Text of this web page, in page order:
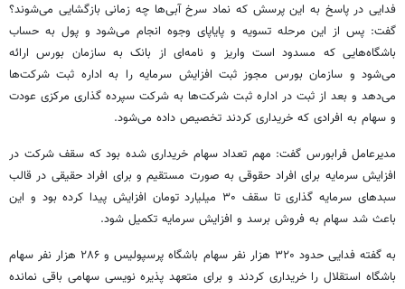
فدایی در پاسخ به این پرسش که نماد سرخ آبی‌ها چه زمانی بازگشایی می‌شوند؟
گفت: پس از این مرحله تسویه و پایاپای وجوه انجام می‌شود و پول به حساب
باشگاه‌هایی که مسدود است واریز و نامه‌ای از بانک به سازمان بورس ارائه
می‌شود و سازمان بورس مجوز ثبت افزایش سرمایه را به اداره ثبت شرکت‌ها
می‌دهد و بعد از ثبت در اداره ثبت شرکت‌ها به شرکت سپرده گذاری مرکزی عودت
و سهام به افرادی که خریداری کردند تخصیص داده می‌شود.
مدیرعاملفرابورس گفت: مهم تعداد سهام خریداری شده بود که سقف شرکت در
افزایش سرمایه برای افراد حقوقی به صورت مستقیم و برای افراد حقیقی در قالب
سبدهای سرمایه گذاری تا سقف ۳۰ میلیارد تومان افزایش پیدا کرده بود و این
باعث شد سهام به فروش برسد و افزایش سرمایه تکمیل شود.
به گفته فدایی حدود ۳۲۰ هزار نفر سهام باشگاه پرسپولیس و ۲۸۶ هزار نفر سهام
باشگاه استقلال را خریداری کردند و برای متعهد پذیره نویسیسهامی باقی نمانده